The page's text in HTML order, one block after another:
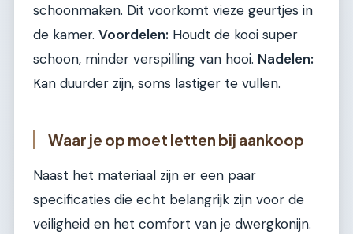
schoonmaken. Dit voorkomt vieze geurtjes in
de kamer. Voordelen: Houdt de kooi super
schoon, minder verspilling van hooi. Nadelen:
Kan duurder zijn, soms lastiger te vullen.
Waar je op moet letten bij aankoop
Naast het materiaal zijn er een paar
specificaties die echt belangrijk zijn voor de
veiligheid en het comfort van je dwergkonijn.